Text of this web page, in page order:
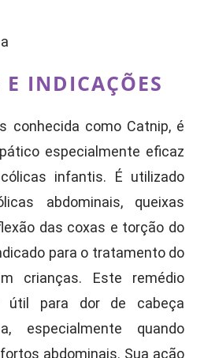
INDICAÇÕES
conhecida como Catnip, é
especialmente eficaz
infantis. É utilizado
abdominais, queixas
das coxas e torção do
para o tratamento do
crianças. Este remédio
útil para dor de cabeça
especialmente quando
abdominais. Sua ação